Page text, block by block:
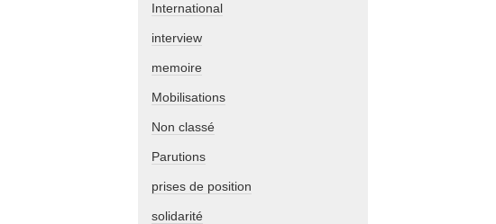
International
interview
memoire
Mobilisations
Non classé
Parutions
prises de position
solidarité